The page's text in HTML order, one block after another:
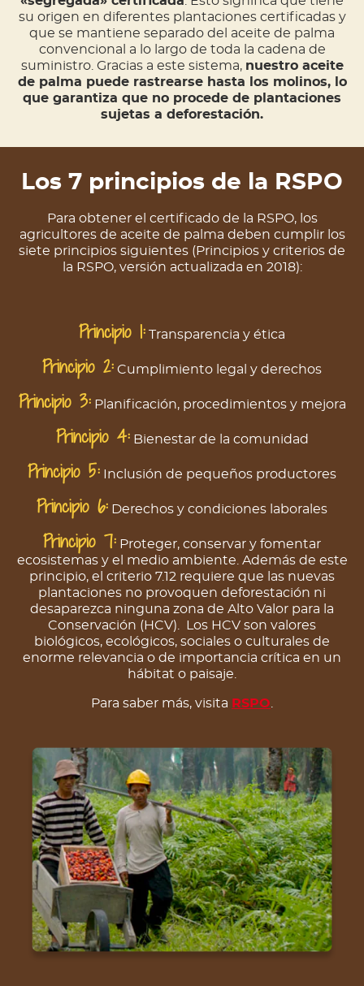
su origen en diferentes plantaciones certificadas y
que se mantiene separado del aceite de palma
convencional a lo largo de toda la cadena de
suministro. Gracias a este sistema, nuestro aceite
de palma puede rastrearse hasta los molinos, lo
que garantiza que no procede de plantaciones
sujetas a deforestación.
Los 7 principios de la RSPO
Para obtener el certificado de la RSPO, los
agricultores de aceite de palma deben cumplir los
siete principios siguientes (Principios y criterios de
la RSPO, versión actualizada en 2018):
Principio 1: Transparencia y ética
Principio 2: Cumplimiento legal y derechos
Principio 3:Planificación, procedimientos y mejora
Principio 4:Bienestar de la comunidad
Principio 5: Inclusión de pequeños productores
Principio 6: Derechos y condiciones laborales
Principio 7: Proteger, conservar y fomentar
ecosistemas y el medio ambiente. Además de este
principio, el criterio 7.12 requiere que las nuevas
plantaciones no provoquen deforestación ni
desaparezca ninguna zona de Alto Valor para la
Conservación (HCV). Los HCV son valores
biológicos, ecológicos, sociales o culturales de
enorme relevancia o de importancia crítica en un
hábitat o paisaje.
Para saber más, visita RSPO